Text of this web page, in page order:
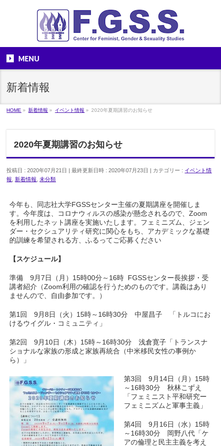
MENU
新着情報
HOME » 新着情報 » イベント情報 » 2020年夏期講習のお知らせ
2020年夏期講習のお知らせ
投稿日 : 2020年07月21日 最終更新日時 : 2020年07月23日 カテゴリー : イベント情
報
新着情報 ,未分類
今年も、同志社大学FGSSセンター主催の夏期講座を開催しま
す。今年度は、コロナウィルスの感染が懸念されるので、Zoom
を利用したネット講座を実施いたします。フェミニズム、ジェン
ダー・セクシュアリティ研究に関心をもち、アカデミックな基礎
的訓練を希望される方、ふるってご応募ください
【スケジュール】
準備 9月7日（月）15時00分～16時 FGSSセンター長挨拶・受
講者紹介（Zoom利用の確認を行うためのものです。講義はあり
ませんので、自由参加です。）
第1回 9月8日（火）15時～16時30分 中屋昌子 「トルコにお
けるウイグル・コミュニティ」
第2回 9月10日（木）15時～16時30分 浅倉寛子「トランスナ
ショナルな家族の形成と家族再統合（中米移民女性の事例か
ら）」
第3回 9月14日（月）15時
～16時30分 秋林こずえ
「フェミニスト平和研究ー
フェミニズムと軍事主義」
第4回 9月16日（水）15時
～16時30分 岡野八代「ケ
アの倫理と民主主義を考え